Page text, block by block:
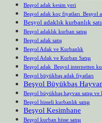
Beşyol adak kesim yeri
Beşyol adak koç fiyatları Beşyol
Beşyol adaklık kurbanlık
Beşyol adaklık kurban satışı
Beşyol adak satış
Beşyol Adak ve Kurbanlık
Beşyol Adak ve Kurban Satışı
Beşyol adak Beşyol internetten
Beşyol büyükbaş adak fiyatları
Beşyol Büyükbaş Hayvan
Beşyol büyükbaş hayvan satışı ve
Beşyol hisseli kurbanlık satışı
Beşyol Kesimhane
Beşyol kurban hisse satışı